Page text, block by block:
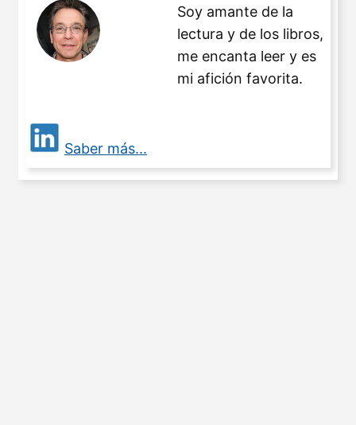
Soy amante de la
lectura y de los libros,
me encanta leer y es
mi afición favorita.
Saber más...